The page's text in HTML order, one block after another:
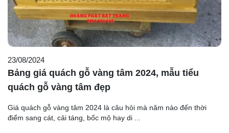
23/08/2024
Bảng giá quách gỗ vàng tâm 2024, mẫu tiểu
quách gỗ vàng tâm đẹp
Giá quách gỗ vàng tâm 2024 là câu hỏi mà năm nào đến thời
điểm sang cát, cải táng, bốc mộ hay di ...